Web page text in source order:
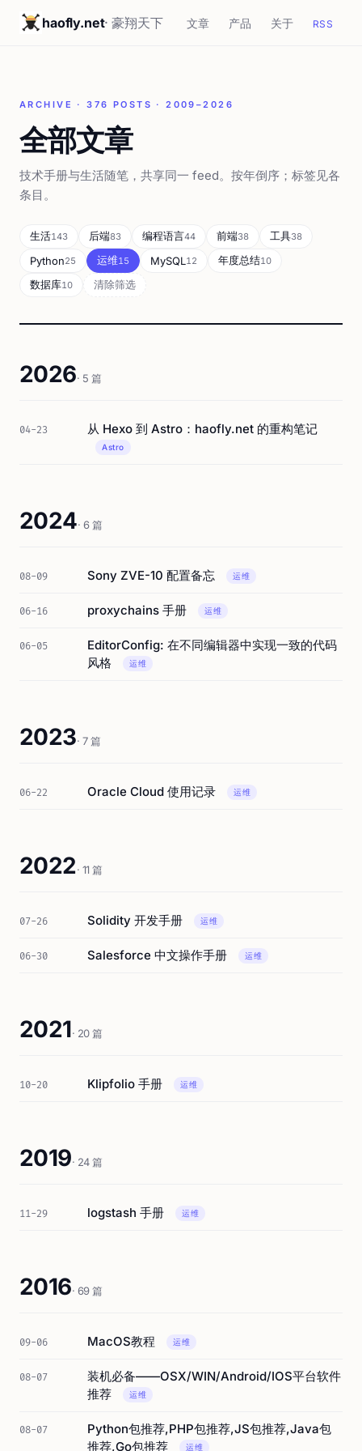
haofly.net· 豪翔天下 文章 产品 关于 RSS
ARCHIVE · 376 POSTS · 2009–2026
全部文章
技术手册与生活随笔，共享同一 feed。按年倒序；标签见各
条目。
生活143 后端83 编程语言44 前端38 工具38
Python25 运维15 MySQL 12 年度总结10
数据库10 清除筛选
2026· 5 篇
04-23 从 Hexo 到 Astro：haofly.net 的重构笔记
Astro
2024· 6 篇
08-09 Sony ZVE-10 配置备忘 运维
06-16 proxychains 手册 运维
06-05
EditorConfig: 在不同编辑器中实现一致的代码
风格
运维
2023· 7 篇
06-22 Oracle Cloud 使用记录 运维
2022· 11 篇
07-26 Solidity 开发手册 运维
06-30 Salesforce 中文操作手册 运维
2021· 20 篇
10-20 Klipfolio 手册 运维
2019· 24 篇
11-29 logstash 手册 运维
2016· 69 篇
09-06 MacOS教程 运维
08-07
装机必备——OSX/WIN/Android/IOS平台软件
推荐
运维
08-07
Python包推荐,PHP包推荐,JS包推荐,Java包
推荐,Go包推荐
运维